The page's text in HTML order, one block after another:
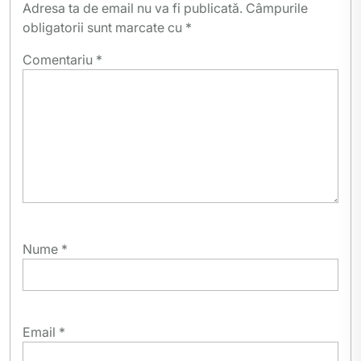
Adresa ta de email nu va fi publicată. Câmpurile
obligatorii sunt marcate cu *
Comentariu *
Nume *
Email *